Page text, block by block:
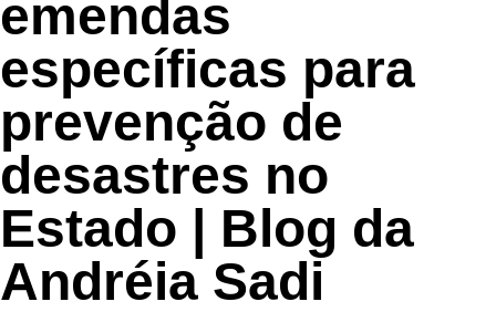
emendas
específicas para
prevenção de
desastres no
Estado | Blog da
Andréia Sadi